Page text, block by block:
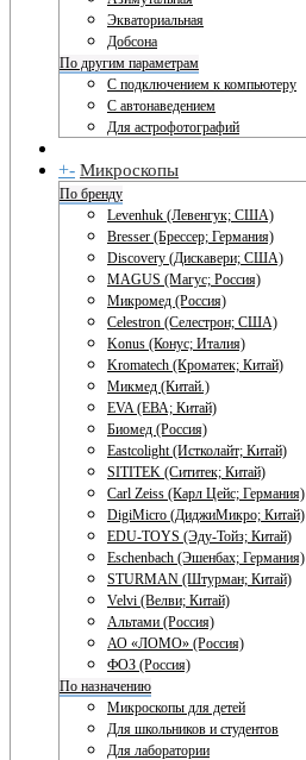
Экваториальная
Добсона
По другим параметрам
С подключением к компьютеру
С автонаведением
Для астрофотографий
+- Микроскопы
По бренду
Levenhuk (Левенгук; США)
Bresser (Брессер; Германия)
Discovery (Дискавери; США)
MAGUS (Магус; Россия)
Микромед (Россия)
Celestron (Селестрон; США)
Konus (Конус; Италия)
Kromatech (Кроматек; Китай)
Микмед (Китай.)
EVA (ЕВА; Китай)
Биомед (Россия)
Eastcolight (Истколайт; Китай)
SITITEK (Сититек; Китай)
Carl Zeiss (Карл Цейс; Германия)
DigiMicro (ДиджиМикро; Китай)
EDU-TOYS (Эду-Тойз; Китай)
Eschenbach (Эшенбах; Германия)
STURMAN (Штурман; Китай)
Velvi (Велви; Китай)
Альтами (Россия)
АО «ЛОМО» (Россия)
ФОЗ (Россия)
По назначению
Микроскопы для детей
Для школьников и студентов
Для лаборатории